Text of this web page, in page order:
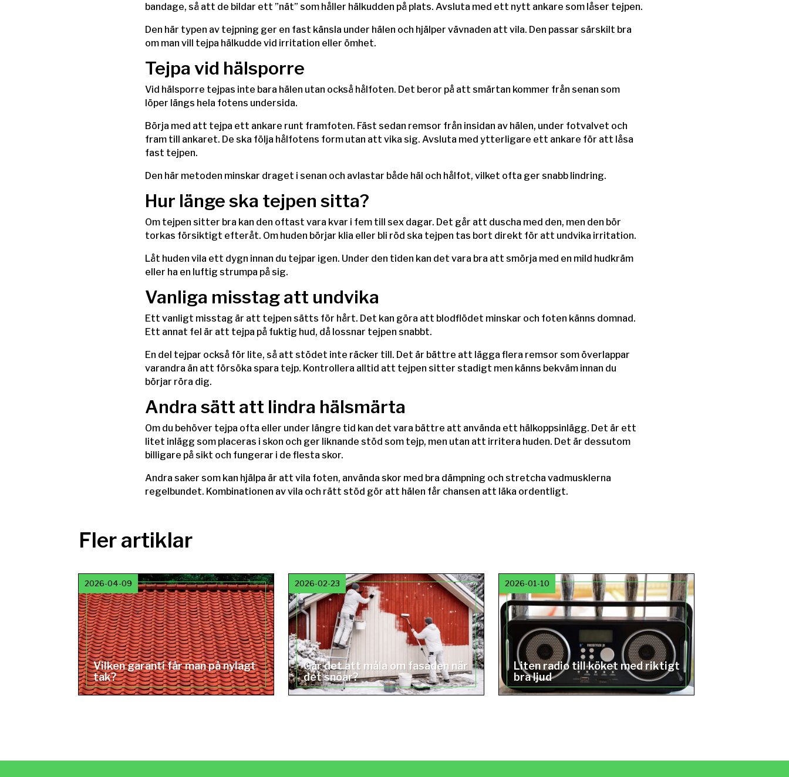
bandage, så att de bildar ett ”nät” som håller hälkudden på plats. Avsluta med ett nytt ankare som låser tejpen.
Den här typen av tejpning ger en fast känsla under hälen och hjälper vävnaden att vila. Den passar särskilt bra
om man vill tejpa hälkudde vid irritation eller ömhet.
Tejpa vid hälsporre
Vid hälsporre tejpas inte bara hälen utan också hålfoten. Det beror på att smärtan kommer från senan som
löper längs hela fotens undersida.
Börja med att tejpa ett ankare runt framfoten. Fäst sedan remsor från insidan av hälen, under fotvalvet och
fram till ankaret. De ska följa hålfotens form utan att vika sig. Avsluta med ytterligare ett ankare för att låsa
fast tejpen.
Den här metoden minskar draget i senan och avlastar både häl och hålfot, vilket ofta ger snabb lindring.
Hur länge ska tejpen sitta?
Om tejpen sitter bra kan den oftast vara kvar i fem till sex dagar. Det går att duscha med den, men den bör
torkas försiktigt efteråt. Om huden börjar klia eller bli röd ska tejpen tas bort direkt för att undvika irritation.
Låt huden vila ett dygn innan du tejpar igen. Under den tiden kan det vara bra att smörja med en mild hudkräm
eller ha en luftig strumpa på sig.
Vanliga misstag att undvika
Ett vanligt misstag är att tejpen sätts för hårt. Det kan göra att blodflödet minskar och foten känns domnad.
Ett annat fel är att tejpa på fuktig hud, då lossnar tejpen snabbt.
En del tejpar också för lite, så att stödet inte räcker till. Det är bättre att lägga flera remsor som överlappar
varandra än att försöka spara tejp. Kontrollera alltid att tejpen sitter stadigt men känns bekväm innan du
börjar röra dig.
Andra sätt att lindra hälsmärta
Om du behöver tejpa ofta eller under längre tid kan det vara bättre att använda ett hälkoppsinlägg. Det är ett
litet inlägg som placeras i skon och ger liknande stöd som tejp, men utan att irritera huden. Det är dessutom
billigare på sikt och fungerar i de flesta skor.
Andra saker som kan hjälpa är att vila foten, använda skor med bra dämpning och stretcha vadmusklerna
regelbundet. Kombinationen av vila och rätt stöd gör att hälen får chansen att läka ordentligt.
Fler artiklar
Vilken garanti får man på nylagt
tak?
2026-04-09
Går det att måla om fasaden när
det snöar?
2026-02-23
Liten radio till köket med riktigt
bra ljud
2026-01-10